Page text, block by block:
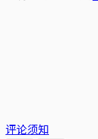
评论须知